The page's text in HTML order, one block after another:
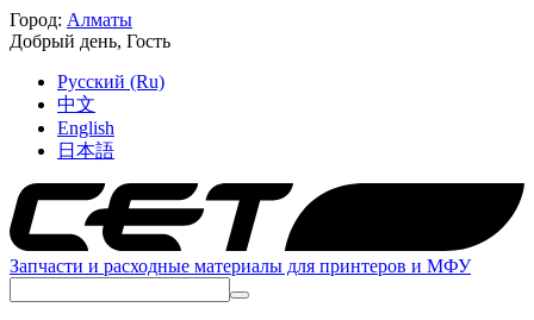
Город: Алматы
Добрый день, Гость
Русский (Ru)
中文
English
日本語
Запчасти и расходные материалы для принтеров и МФУ